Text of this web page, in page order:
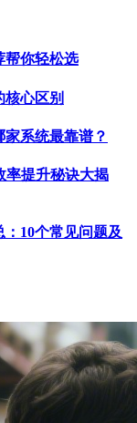
帮你轻松选
心区别
系统最靠谱？
率提升秘诀大揭
10个常见问题及